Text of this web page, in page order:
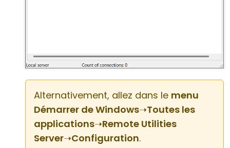
Alternativement, allez dans le menu
Démarrer de Windows➝Toutes les
applications➝Remote Utilities
Server➝Configuration.